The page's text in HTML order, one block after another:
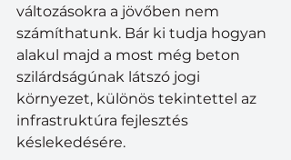
változásokra a jövőben nem
számíthatunk. Bár ki tudja hogyan
alakul majd a most még beton
szilárdságúnak látszó jogi
környezet, különös tekintettel az
infrastruktúra fejlesztés
késlekedésére.